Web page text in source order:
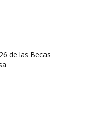
de las Becas